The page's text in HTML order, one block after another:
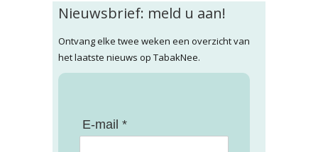
Nieuwsbrief: meld u aan!
Ontvang elke twee weken een overzicht van
het laatste nieuws op TabakNee.
E-mail *